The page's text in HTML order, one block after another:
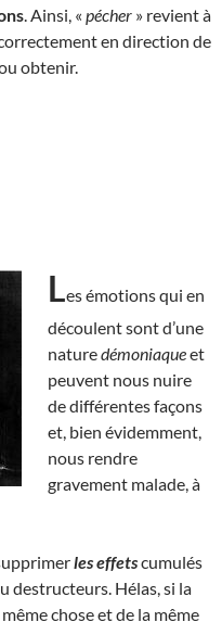
. Ainsi, « pécher » revient à
en direction de
obtenir.
Les émotions qui en
découlent sont d’une
naturedémoniaqueet
peuvent nous nuire
de différentes façons
et, bien évidemment,
nous rendre
gravement malade, à
les effetscumulés
destructeurs. Hélas, si la
chose et de la même